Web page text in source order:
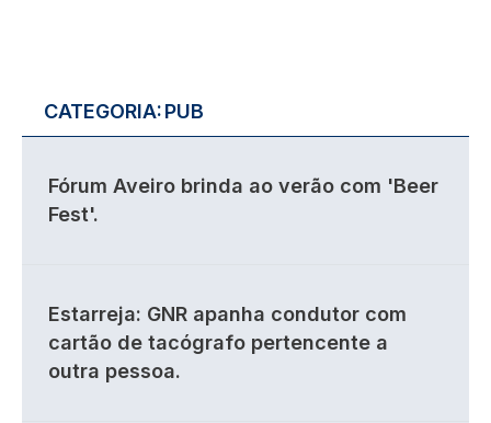
CATEGORIA:PUB
Fórum Aveiro brinda ao verão com 'Beer
Fest'.
Estarreja: GNR apanha condutor com
cartão de tacógrafo pertencente a
outra pessoa.